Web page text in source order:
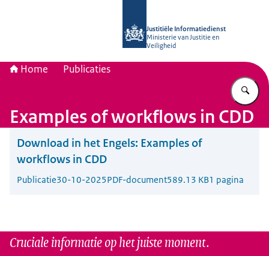
Justitiële Informatiedienst
Ministerie van Justitie en
Veiligheid
Home Publicaties
Examples of workflows in CDD
Download in het Engels: Examples of
workflows in CDD
Publicatie30-10-2025PDF-document589.13 KB1 pagina
Cruciale informatie op het juiste moment.